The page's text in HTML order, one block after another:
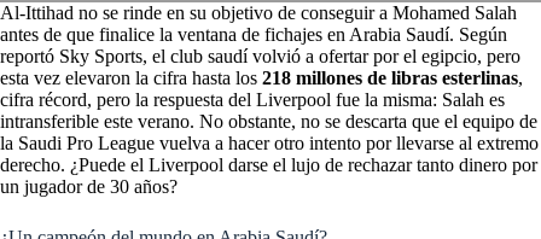
Al-Ittihad no se rinde en su objetivo de conseguir a Mohamed Salah
antes de que finalice la ventana de fichajes en Arabia Saudí. Según
reportó Sky Sports, el club saudí volvió a ofertar por el egipcio, pero
esta vez elevaron la cifra hasta los 218 millones de libras esterlinas,
cifra récord, pero la respuesta del Liverpool fue la misma: Salah es
intransferible este verano. No obstante, no se descarta que el equipo de
la Saudi Pro League vuelva a hacer otro intento por llevarse al extremo
derecho. ¿Puede el Liverpool darse el lujo de rechazar tanto dinero por
un jugador de 30 años?